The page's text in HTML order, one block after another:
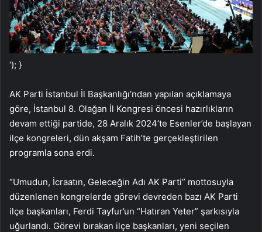
‘); }
AK Parti İstanbul İl Başkanlığı’ndan yapılan açıklamaya
göre, İstanbul 8. Olağan İl Kongresi öncesi hazırlıkların
devam ettiği partide, 28 Aralık 2024’te Esenler’de başlayan
ilçe kongreleri, dün akşam Fatih’te gerçekleştirilen
programla sona erdi.
“Umudun, İcraatın, Geleceğin Adı AK Parti” mottosuyla
düzenlenen kongrelerde görevi devreden bazı AK Parti
ilçe başkanları, Ferdi Tayfur’un “Hatıran Yeter” şarkısıyla
uğurlandı. Görevi bırakan ilçe başkanları, yeni seçilen